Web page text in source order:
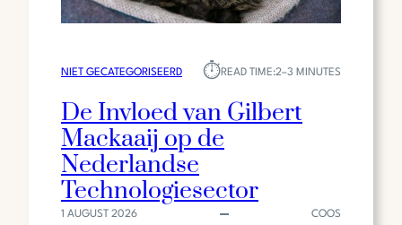
NIET GECATEGORISEERD ⏱︎READ TIME:2–3 MINUTES
De Invloed van Gilbert
Mackaaij op de
Nederlandse
Technologiesector
1 AUGUST 2026 COOS